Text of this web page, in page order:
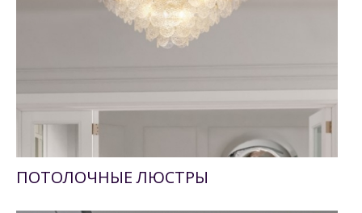
ПОТОЛОЧНЫЕ ЛЮСТРЫ